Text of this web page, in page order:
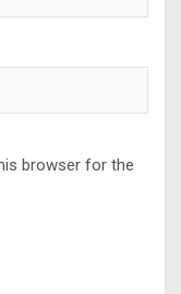
browser for the